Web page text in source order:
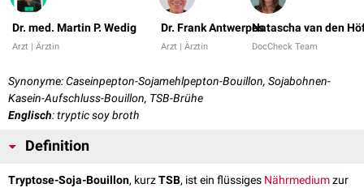
Dr. med. Martin P. Wedig
Arzt | Ärztin
Dr. Frank Antwerpes
Arzt | Ärztin
Natascha van den
DocCheck Team
Synonyme: Caseinpepton-Sojamehlpepton-Bouillon, Sojabohnen-
Kasein-Aufschluss-Bouillon, TSB-Brühe
Englisch: tryptic soy broth
Definition
Tryptose-Soja-Bouillon, kurzTSB, ist ein flüssiges Nährmediumzur